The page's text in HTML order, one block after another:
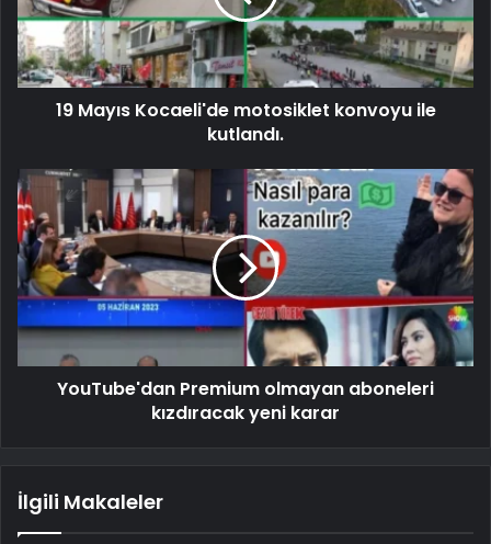
19 Mayıs Kocaeli'de motosiklet konvoyu ile
kutlandı.
YouTube'dan Premium olmayan aboneleri
kızdıracak yeni karar
İlgili Makaleler